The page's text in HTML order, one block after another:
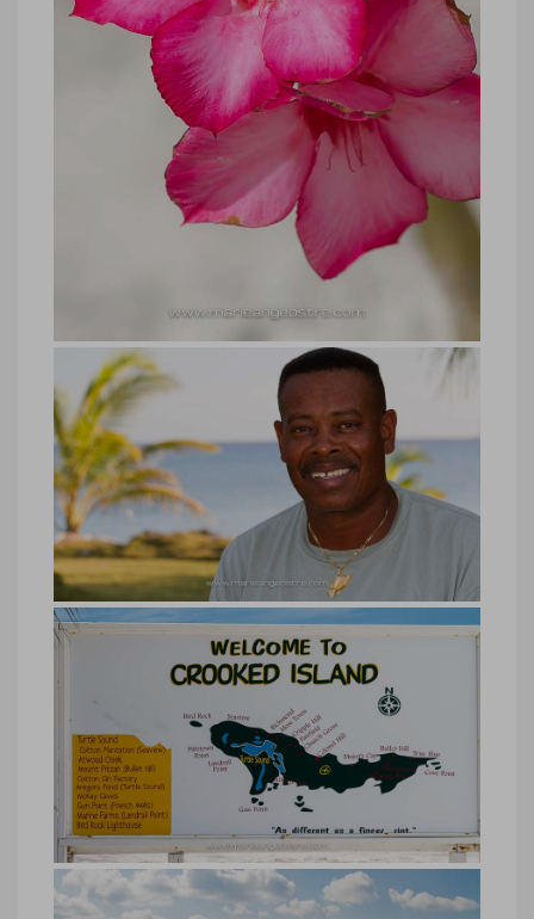
Bahamas, frangipaniers Crooked
Bahamas, frangipaniers Crooked Island
Bahamas, fleurs Crooked Island
Bahamas, Robbie dive master à
Crooked Island
Bahamas, Robbie dive master à Crooked
Island © Marie-Ange Ostré